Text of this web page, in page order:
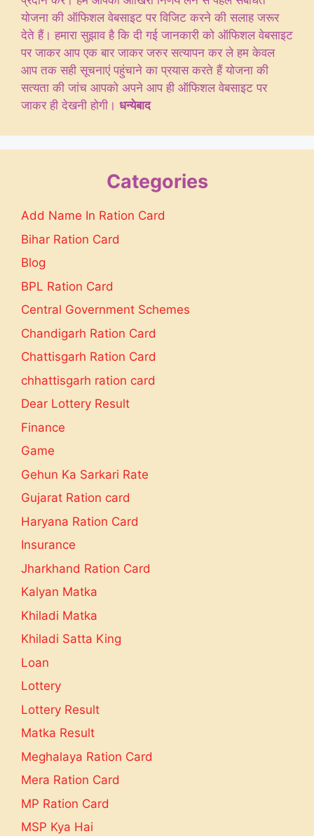
योजना की ऑफिशल वेबसाइट पर विजिट करने की सलाह जरूर
देते हैं। हमारा सुझाव है कि दी गई जानकारी को ऑफिशल वेबसाइट
पर जाकर आप एक बार जाकर जरुर सत्यापन कर ले हम केवल
आप तक सही सूचनाएं पहुंचाने का प्रयास करते हैं योजना की
सत्यता की जांच आपको अपने आप ही ऑफिशल वेबसाइट पर
जाकर ही देखनी होगी। धन्येबाद
Categories
Add Name In Ration Card
Bihar Ration Card
Blog
BPL Ration Card
Central Government Schemes
Chandigarh Ration Card
Chattisgarh Ration Card
chhattisgarh ration card
Dear Lottery Result
Finance
Game
Gehun Ka Sarkari Rate
Gujarat Ration card
Haryana Ration Card
Insurance
Jharkhand Ration Card
Kalyan Matka
Khiladi Matka
Khiladi Satta King
Loan
Lottery
Lottery Result
Matka Result
Meghalaya Ration Card
Mera Ration Card
MP Ration Card
MSP Kya Hai